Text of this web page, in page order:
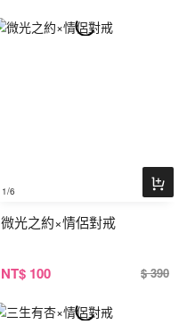
1/6
微光之約×情侶對戒
NT$ 100 $ 390